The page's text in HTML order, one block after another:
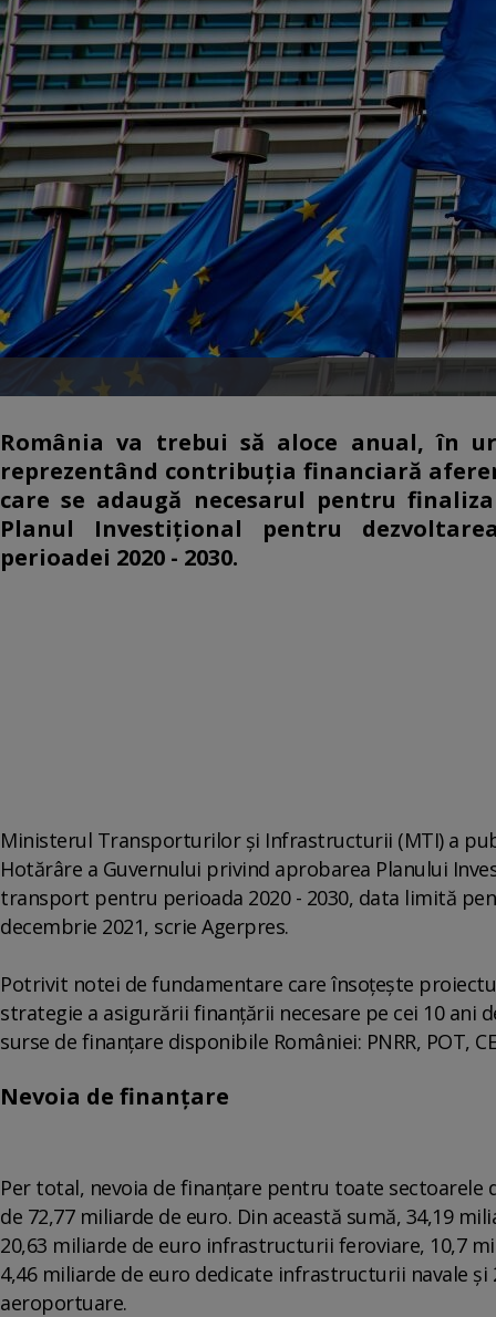
România va trebui să aloce anual, în
reprezentând contribuţia financiară
care se adaugă necesarul pentru
Planul Investiţional pentru
perioadei 2020 - 2030.
Ministerul Transporturilor şi Infrastructurii (MTI) a
Hotărâre a Guvernului privind aprobarea Planului
transport pentru perioada 2020 - 2030, data limită
decembrie 2021, scrie Agerpres.
Potrivit notei de fundamentare care însoţeşte
strategie a asigurării finanţării necesare pe cei 10 ani
surse de finanţare disponibile României: PNRR, POT,
Nevoia de finanţare
Per total, nevoia de finanţare pentru toate
de 72,77 miliarde de euro. Din această sumă, 34,19
20,63 miliarde de euro infrastructurii feroviare, 10,7
4,46 miliarde de euro dedicate infrastructurii navale
aeroportuare.